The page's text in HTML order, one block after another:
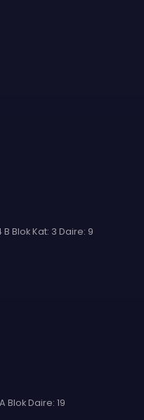
B Blok Kat: 3 Daire: 9
Blok Daire: 19